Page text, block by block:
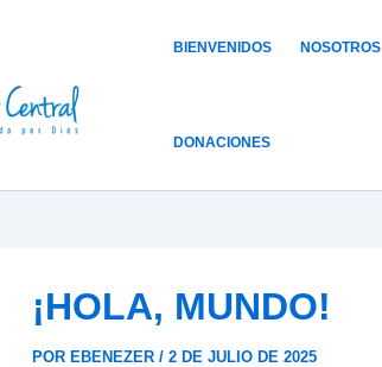
BIENVENIDOS NOSOTROS
DONACIONES
¡HOLA, MUNDO!
POR EBENEZER / 2 DE JULIO DE 2025